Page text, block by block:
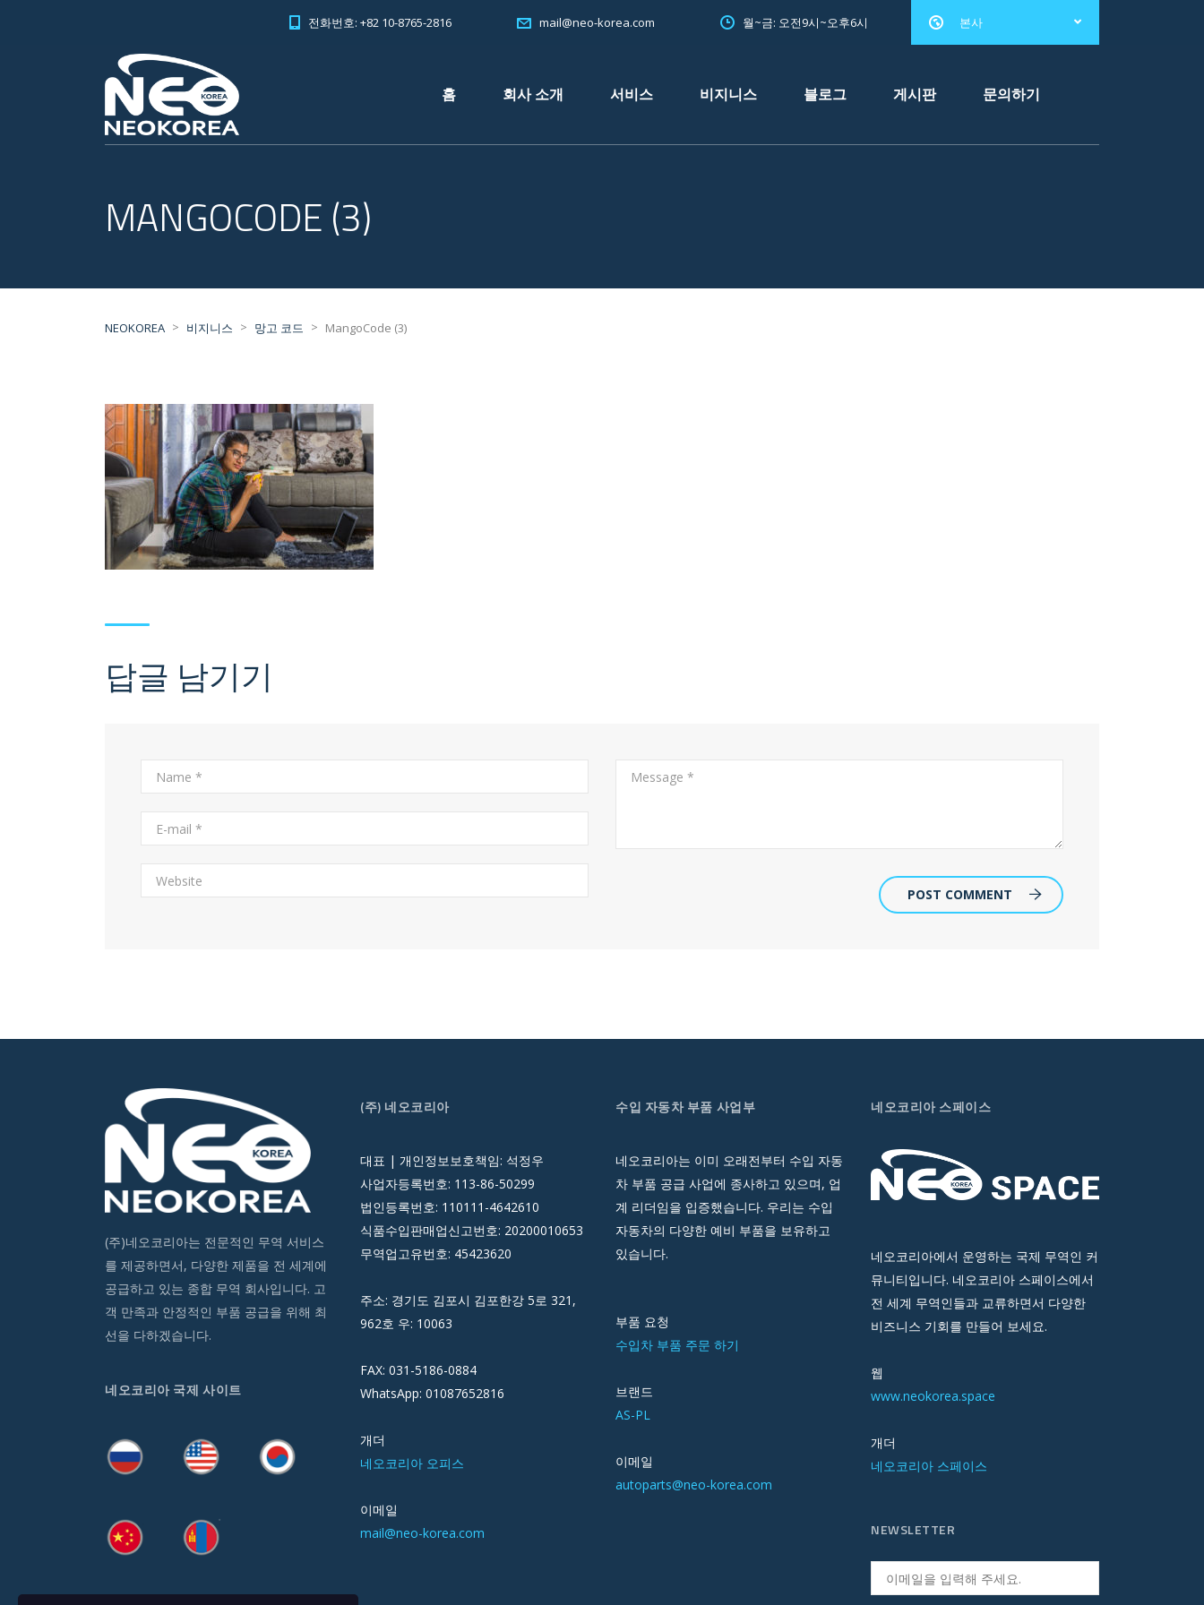
본사
전화번호: +82 10-8765-2816 mail@neo-korea.com 월~금: 오전9시~오후6시
홈 회사 소개 서비스 비지니스 블로그 게시판 문의하기
MANGOCODE (3)
NEOKOREA > 비지니스 > 망고 코드 > MangoCode (3)
답글 남기기
POST COMMENT
(주)네오코리아는 전문적인 무역 서비스
를 제공하면서, 다양한 제품을 전 세계에
공급하고 있는 종합 무역 회사입니다. 고
객 만족과 안정적인 부품 공급을 위해 최
선을 다하겠습니다.
네오코리아 국제 사이트
(주) 네오코리아
대표 | 개인정보보호책임: 석정우
사업자등록번호: 113-86-50299
법인등록번호: 110111-4642610
식품수입판매업신고번호: 20200010653
무역업고유번호: 45423620
주소: 경기도 김포시 김포한강 5로 321,
962호 우: 10063
FAX: 031-5186-0884
WhatsApp: 01087652816
개더
네오코리아 오피스
이메일
mail@neo-korea.com
수입 자동차 부품 사업부
네오코리아는 이미 오래전부터 수입 자동
차 부품 공급 사업에 종사하고 있으며, 업
계 리더임을 입증했습니다. 우리는 수입
자동차의 다양한 예비 부품을 보유하고
있습니다.
부품 요청
수입차 부품 주문 하기
브랜드
AS-PL
이메일
autoparts@neo-korea.com
네오코리아 스페이스
네오코리아에서 운영하는 국제 무역인 커
뮤니티입니다. 네오코리아 스페이스에서
전 세계 무역인들과 교류하면서 다양한
비즈니스 기회를 만들어 보세요.
웹
www.neokorea.space
개더
네오코리아 스페이스
NEWSLETTER